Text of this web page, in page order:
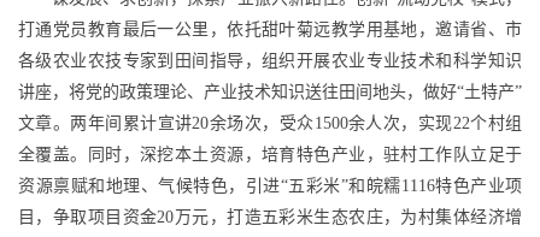
打通党员教育最后一公里，依托甜叶菊远教学用基地，邀请省、市
各级农业农技专家到田间指导，组织开展农业专业技术和科学知识
讲座，将党的政策理论、产业技术知识送往田间地头，做好“土特产”
文章。两年间累计宣讲20余场次，受众1500余人次，实现22个村组
全覆盖。同时，深挖本土资源，培育特色产业，驻村工作队立足于
资源禀赋和地理、气候特色，引进“五彩米”和皖糯1116特色产业项
目，争取项目资金20万元，打造五彩米生态农庄，为村集体经济增